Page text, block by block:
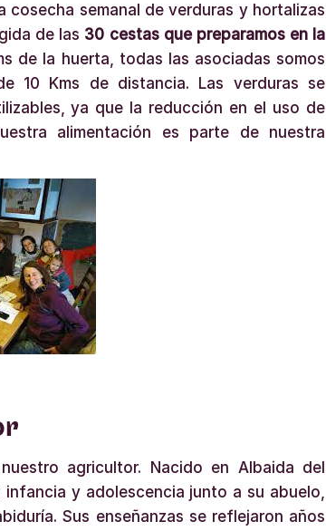
cosecha semanal de verduras y hortalizas
de las 30 cestas que preparamos en la
de la huerta, todas las asociadas somos
10 Kms de distancia. Las verduras se
ya que la reducción en el uso de
alimentación es parte de nuestra
agricultor. Nacido en Albaida del
y adolescencia junto a su abuelo,
Sus enseñanzas se reflejaron años